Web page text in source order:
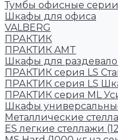
Тумбы офисные
Шкафы для офиса
VALBERG
ПРАКТИК
ПРАКТИК AMT
Шкафы для
ПРАКТИК cерия LS
ПРАКТИК серия LS
ПРАКТИК серия ML
Шкафы
Металлические
ES легкие стеллажи